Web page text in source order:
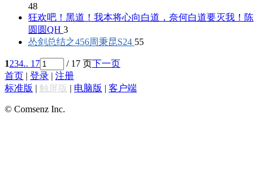
48
狂欢吧！黑道！我本将心向白道，奈何白道要灭我！ 陈
圆圆QH 3
怂剑总结之456周秉昆S24 55
1234.. 17 / 17 页下一页
首页 | 登录 | 注册
标准版 | 触屏版 | 电脑版 | 客户端
© Comsenz Inc.